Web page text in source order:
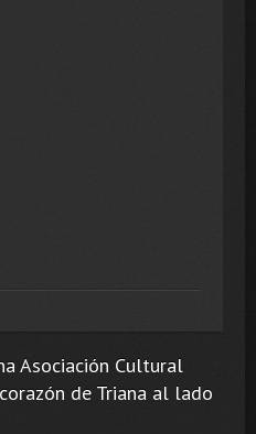
Asociación Cultural
de Triana al lado